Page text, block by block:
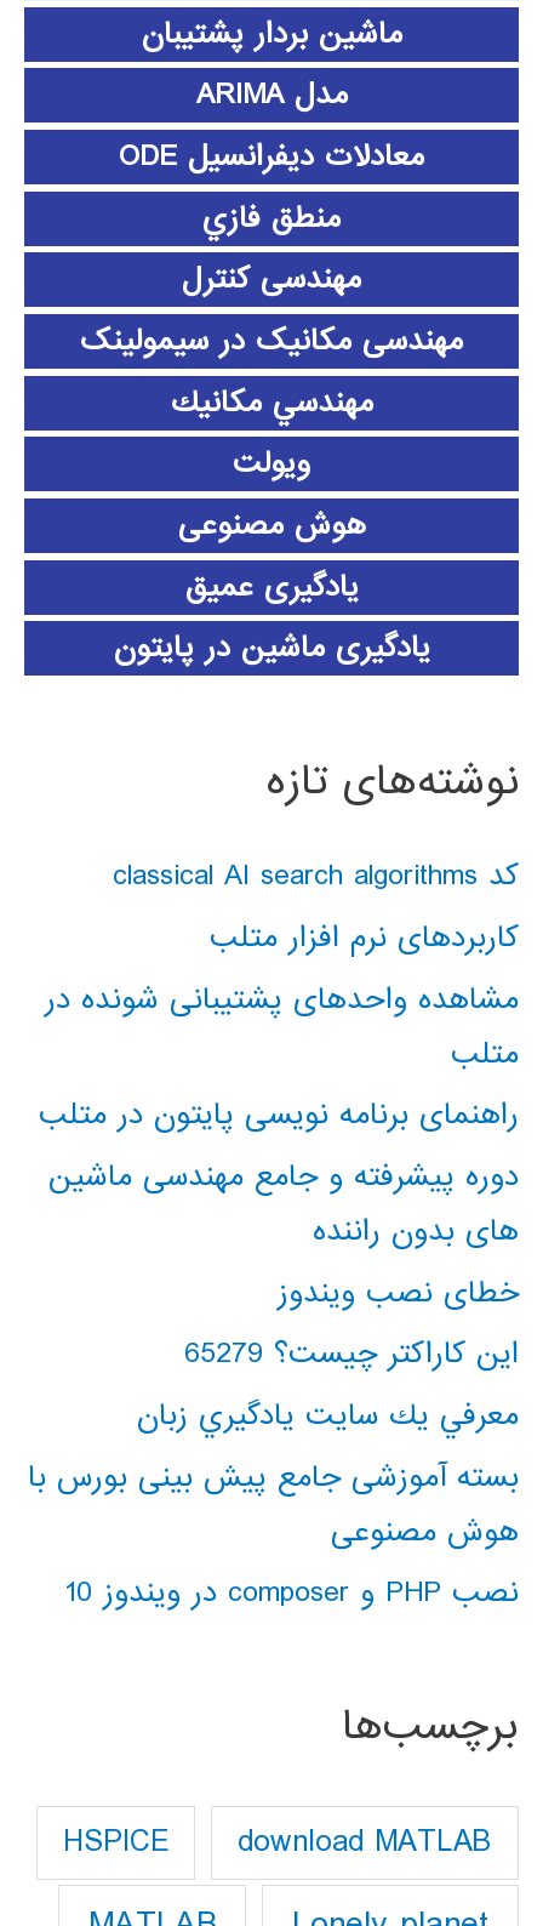
ماشین بردار پشتیبان
مدل ARIMA
معادلات دیفرانسیل ODE
منطق فازي
مهندسی کنترل
مهندسی مکانیک در سیمولینک
مهندسي مكانيك
ویولت
هوش مصنوعی
یادگیری عمیق
یادگیری ماشین در پایتون
نوشته‌های تازه
کد classical AI search algorithms
کاربردهای نرم افزار متلب
مشاهده واحدهای پشتیبانی شونده در
متلب
راهنمای برنامه نویسی پایتون در متلب
دوره پیشرفته و جامع مهندسی ماشین
های بدون راننده
خطای نصب ویندوز
این کاراکتر چیست؟ 65279
معرفي يك سايت يادگيري زبان
بسته آموزشی جامع پیش بینی بورس با
هوش مصنوعی
نصب PHP و composer در ویندوز 10
برچسب‌ها
download MATLAB
HSPICE